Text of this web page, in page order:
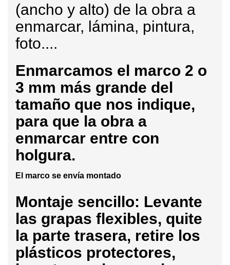
(ancho y alto) de la obra a
enmarcar, lámina, pintura,
foto....
Enmarcamos el marco 2 o
3 mm más grande del
tamaño que nos indique,
para que la obra a
enmarcar entre con
holgura.
El marco se envía montado
Montaje sencillo: Levante
las grapas flexibles, quite
la parte trasera, retire los
plásticos protectores,